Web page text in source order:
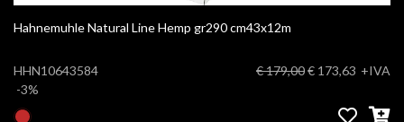
Hahnemuhle Natural Line Hemp gr290 cm43x12m
HHN10643584
-3%
€ 179,00€ 173,63 +IVA